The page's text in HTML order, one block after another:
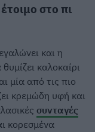
στο πι
και η
καλοκαίρι
μία από τις πιο
κρεμώδη υφή και
συνταγές
κορεσμένα